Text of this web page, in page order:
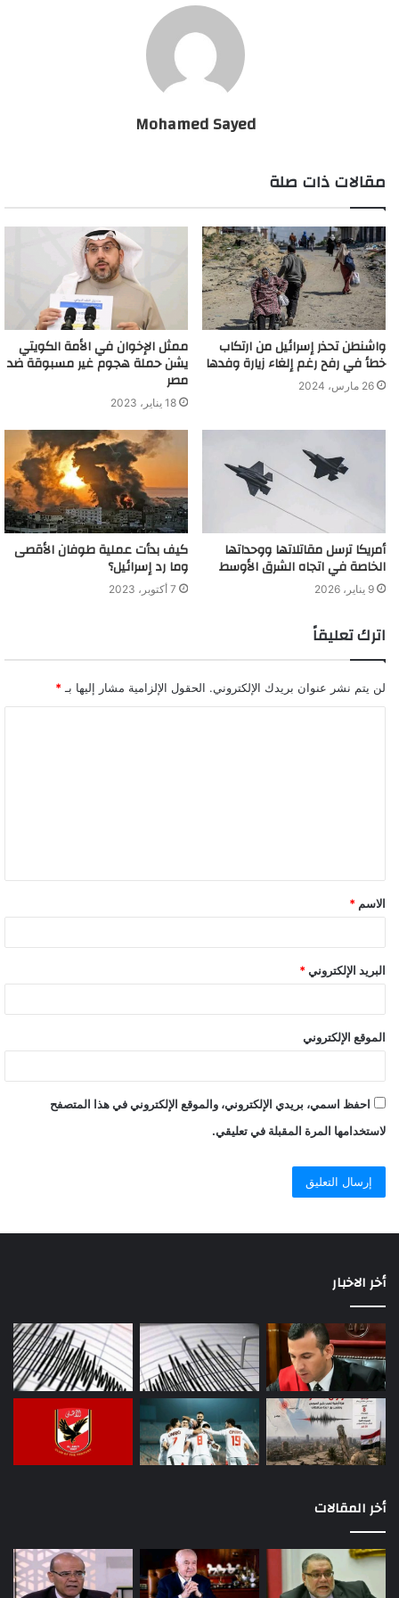
Mohamed Sayed
مقالات ذات صلة
واشنطن تحذر إسرائيل من ارتكاب
خطأ في رفح رغم إلغاء زيارة وفدها
26 مارس، 2024
ممثل الإخوان في الأمة الكويتي
يشن حملة هجوم غير مسبوقة ضد
مصر
18 يناير، 2023
أمريكا ترسل مقاتلاتها ووحداتها
الخاصة في اتجاه الشرق الأوسط
9 يناير، 2026
كيف بدأت عملية طوفان الأقصى
وما رد إسرائيل؟
7 أكتوبر، 2023
اترك تعليقاً
لن يتم نشر عنوان بريدك الإلكتروني. الحقول الإلزامية مشار إليها بـ *
الاسم *
البريد الإلكتروني *
الموقع الإلكتروني
احفظ اسمي، بريدي الإلكتروني، والموقع الإلكتروني في هذا المتصفح
لاستخدامها المرة المقبلة في تعليقي.
أخر الاخبار
أخر المقالات